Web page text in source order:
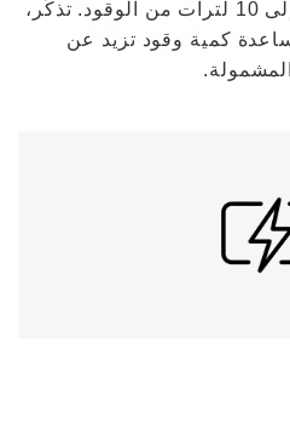
للمساعدة لتوفير ما يصل إلى 10 لترات من الوقود. تذكّر،
كمية وقود تزيد عن